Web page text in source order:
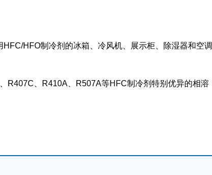
HFC/HFO制冷剂的冰箱、冷风机、展示柜、除湿器和空调
R407C、R410A、R507A等HFC制冷剂特别优异的相溶